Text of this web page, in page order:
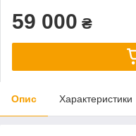
59 000 ₴
Опис Характеристики